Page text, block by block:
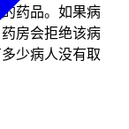
药品。如果病
房会拒绝该病
少病人没有取